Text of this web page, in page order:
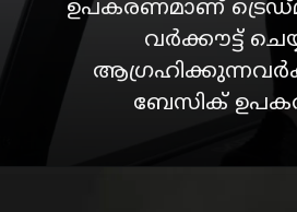
ഉപകരണമാണ്
വർക്കൗട്ട്